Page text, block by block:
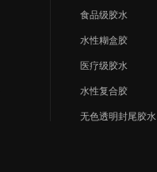
食品级胶水
水性糊盒胶
医疗级胶水
水性复合胶
无色透明封尾胶水